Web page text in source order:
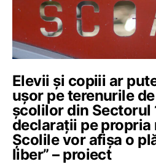
Elevii și copiii ar
ușor pe terenurile
școlilor din Sectorul
declarații pe propria
Școlile vor afișa o
liber” – proiect